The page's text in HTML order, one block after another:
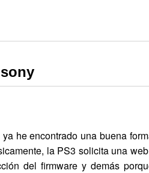
he encontrado una buena
la PS3 solicita una
del firmware y demás